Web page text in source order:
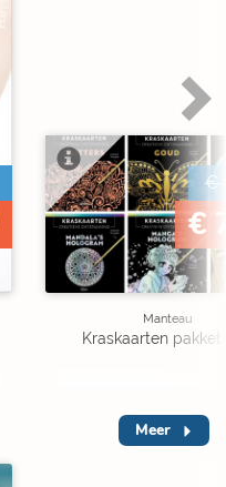
€
€
Manteau
Kraskaarten pakket
Meer